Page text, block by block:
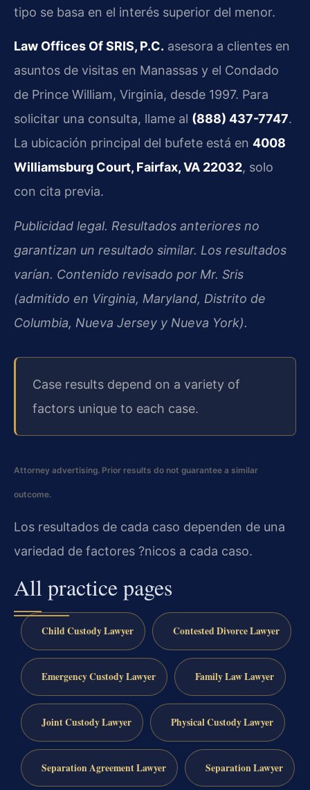
tipo se basa en el interés superior del menor.
Law Offices Of SRIS, P.C. asesora a clientes en
asuntos de visitas en Manassas y el Condado
de Prince William, Virginia, desde 1997. Para
solicitar una consulta, llame al (888) 437-7747.
La ubicación principal del bufete está en 4008
Williamsburg Court, Fairfax, VA 22032, solo
con cita previa.
Publicidad legal. Resultados anteriores no
garantizan un resultado similar. Los resultados
varían. Contenido revisado por Mr. Sris
(admitido en Virginia, Maryland, Distrito de
Columbia, Nueva Jersey y Nueva York).
Case results depend on a variety of
factors unique to each case.
Attorney advertising. Prior results do not guarantee a similar
outcome.
Los resultados de cada caso dependen de una
variedad de factores ?nicos a cada caso.
All practice pages
Child Custody Lawyer Contested Divorce Lawyer
Emergency Custody Lawyer Family Law Lawyer
Joint Custody Lawyer Physical Custody Lawyer
Separation Agreement Lawyer Separation Lawyer